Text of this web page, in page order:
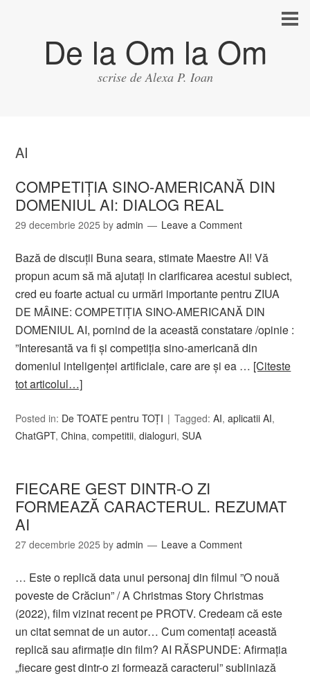
De la Om la Om
scrise de Alexa P. Ioan
AI
COMPETIȚIA SINO-AMERICANĂ DIN
DOMENIUL AI: DIALOG REAL
29 decembrie 2025 byadmin Leave a Comment
Bază de discuții Buna seara, stimate Maestre AI! Vă
propun acum să mă ajutați in clarificarea acestui subiect,
cred eu foarte actual cu urmări importante pentru ZIUA
DE MÂINE: COMPETIȚIA SINO-AMERICANĂ DIN
DOMENIUL AI, pornind de la această constatare /opinie :
”Interesantă va fi și competiția sino-americană din
domeniul inteligenței artificiale, care are și ea … [Citeste
tot articolul…]
Posted in: De TOATE pentru TOȚI Tagged:AI,aplicatii AI,
ChatGPT,China,competitii,dialoguri,SUA
FIECARE GEST DINTR-O ZI
FORMEAZĂ CARACTERUL. REZUMAT
AI
27 decembrie 2025 byadmin Leave a Comment
… Este o replică data unui personaj din filmul ”O nouă
poveste de Crăciun” / A Christmas Story Christmas
(2022), film vizinat recent pe PROTV. Credeam că este
un citat semnat de un autor… Cum comentați această
replică sau afirmație din film? AI RĂSPUNDE: Afirmația
„fiecare gest dintr-o zi formează caracterul” subliniază